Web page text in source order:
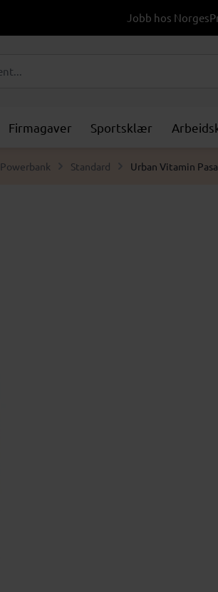
Jobb hos
Firmagaver Sportsklær
Powerbank Standard Urban Vitamin